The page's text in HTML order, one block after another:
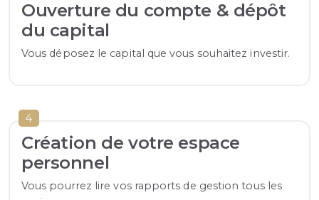
Ouverture du compte & dépôt
du capital
Vous déposez le capital que vous souhaitez investir.
4
Création de votre espace
personnel
Vous pourrez lire vos rapports de gestion tous les